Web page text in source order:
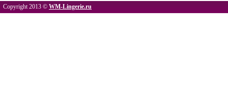
Copyright 2013 © WM-Lingerie.ru